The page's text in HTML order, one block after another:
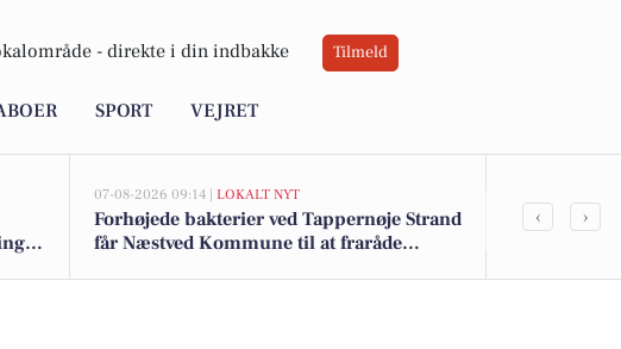
- direkte i din indbakke Tilmeld
SPORT VEJRET
07-08-2026 09:14 | LOKALT NYT
Forhøjede bakterier ved Tappernøje Strand
får Næstved Kommune til at fraråde
‹ ›